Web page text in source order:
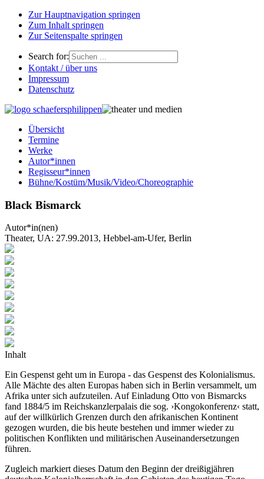
Zur Hauptnavigation springen
Zum Inhalt springen
Zur Seitenspalte springen
Search for:
Kontakt / über uns
Impressum
Datenschutz
Übersicht
Termine
Werke
Autor*innen
Regisseur*innen
Bühne/Kostüm/Musik/Video/Choreographie
Black Bismarck
Autor*in(nen)
Theater, UA: 27.99.2013, Hebbel-am-Ufer, Berlin
Inhalt
Ein Gespenst geht um in Europa - das Gespenst des Kolonialismus.
Alle Mächte des alten Europas haben sich in Berlin versammelt, um
Afrika unter sich aufzuteilen. Auf Einladung Otto von Bismarcks
fand 1884/5 im Reichskanzlerpalais die sog. ›Kongokonferenz‹ statt,
auf der willkürlich Grenzen durch den afrikanischen Kontinent
gezogen wurden, die bis heute bestehen und immer wieder zu
politischen Konflikten und militärischen Auseinandersetzungen
führen.
Zugleich markiert dieses Datum den Beginn der dreißigjähren